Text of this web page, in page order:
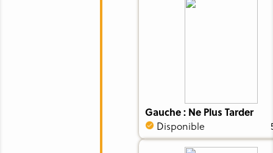
Gauche : Ne Plus Tarder
Disponible